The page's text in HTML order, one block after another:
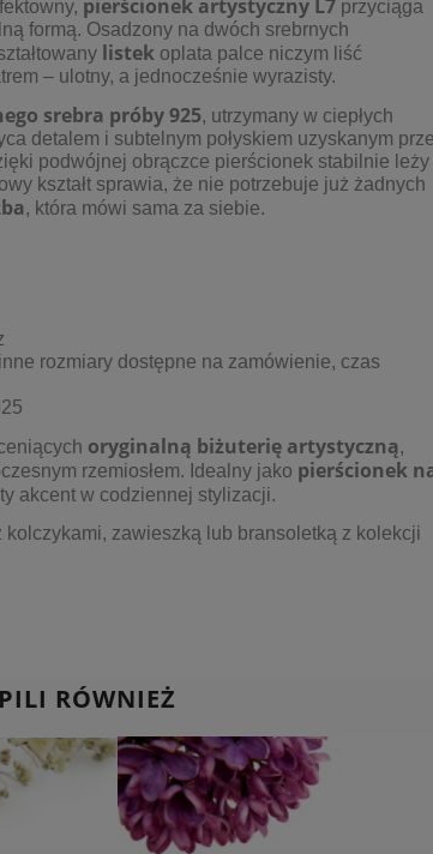
pierścionek artystyczny L7 przyciąga
formą. Osadzony na dwóch srebrnych
listek oplata palce niczym liść
– ulotny, a jednocześnie wyrazisty.
srebra próby 925, utrzymany w ciepłych
detalem i subtelnym połyskiem uzyskanym
podwójnej obrączce pierścionek stabilnie leży
kształt sprawia, że nie potrzebuje już żadnych
, która mówi sama za siebie.
rozmiary dostępne na zamówienie, czas
oryginalną biżuterię artystyczną,
rzemiosłem. Idealny jako pierścionek
akcent w codziennej stylizacji.
kolczykami, zawieszką lub bransoletką z kolekcji
RÓWNIEŻ